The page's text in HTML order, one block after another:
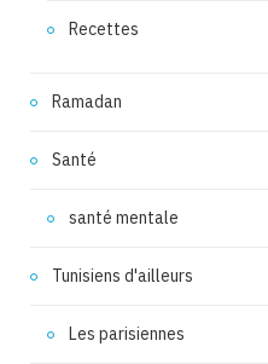
Recettes
Ramadan
Santé
santé mentale
Tunisiens d'ailleurs
Les parisiennes